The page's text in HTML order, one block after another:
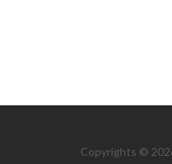
Copyrights ©